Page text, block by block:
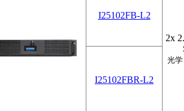
I25102FB-L2
2x
光
I25102FBR-L2